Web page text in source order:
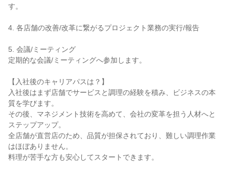
す。
4. 各店舗の改善/改革に繋がるプロジェクト業務の実行/報告
5. 会議/ミーティング
定期的な会議/ミーティングへ参加します。
【入社後のキャリアパスは？】
入社後はまず店舗でサービスと調理の経験を積み、ビジネスの本
質を学びます。
その後、マネジメント技術を高めて、会社の変革を担う人材へと
ステップアップ。
全店舗が直営店のため、品質が担保されており、難しい調理作業
はほぼありません。
料理が苦手な方も安心してスタートできます。